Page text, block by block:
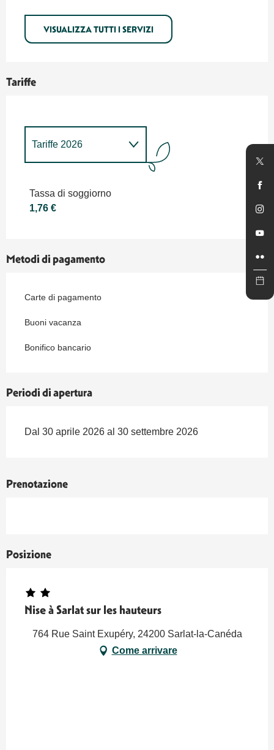
VISUALIZZA TUTTI I SERVIZI
Tariffe
Tariffe 2026
Tassa di soggiorno
1,76 €
Metodi di pagamento
Carte di pagamento
Buoni vacanza
Bonifico bancario
Periodi di apertura
Dal 30 aprile 2026 al 30 settembre 2026
Prenotazione
Posizione
Nise à Sarlat sur les hauteurs
764 Rue Saint Exupéry, 24200 Sarlat-la-Canéda
Come arrivare